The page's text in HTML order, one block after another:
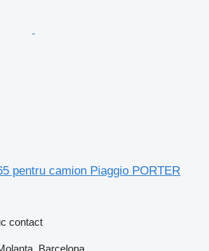
pentru camion Piaggio PORTER
contact
Barcelona